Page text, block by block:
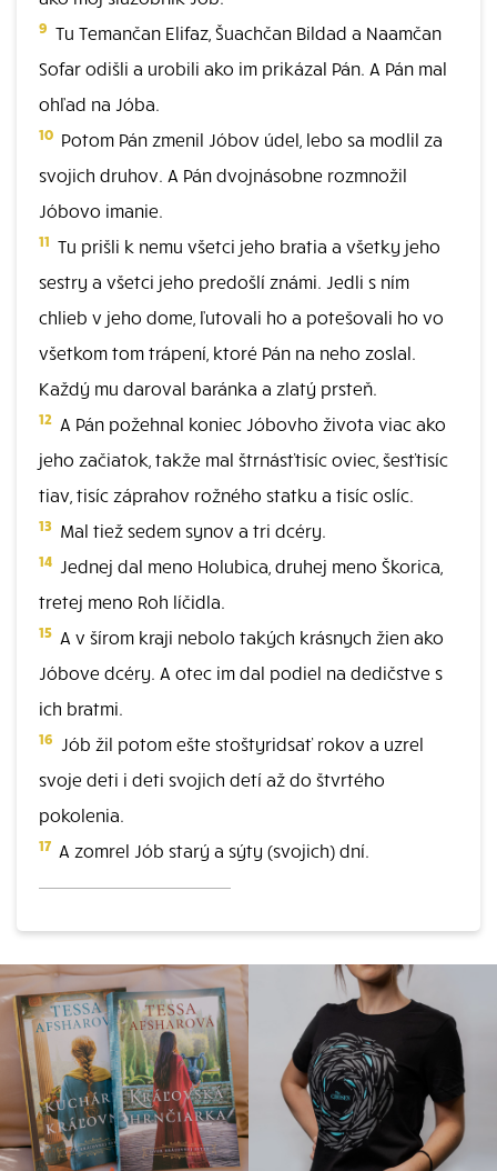
9 Tu Temančan Elifaz, Šuachčan Bildad a Naamčan
Sofar odišli a urobili ako im prikázal Pán. A Pán mal
ohľad na Jóba.
10 Potom Pán zmenil Jóbov údel, lebo sa modlil za
svojich druhov. A Pán dvojnásobne rozmnožil
Jóbovo imanie.
11 Tu prišli k nemu všetci jeho bratia a všetky jeho
sestry a všetci jeho predošlí známi. Jedli s ním
chlieb v jeho dome, ľutovali ho a potešovali ho vo
všetkom tom trápení, ktoré Pán na neho zoslal.
Každý mu daroval baránka a zlatý prsteň.
12 A Pán požehnal koniec Jóbovho života viac ako
jeho začiatok, takže mal štrnásťtisíc oviec, šesťtisíc
tiav, tisíc záprahov rožného statku a tisíc oslíc.
13 Mal tiež sedem synov a tri dcéry.
14 Jednej dal meno Holubica, druhej meno Škorica,
tretej meno Roh líčidla.
15 A v šírom kraji nebolo takých krásnych žien ako
Jóbove dcéry. A otec im dal podiel na dedičstve s
ich bratmi.
16 Jób žil potom ešte stoštyridsať rokov a uzrel
svoje deti i deti svojich detí až do štvrtého
pokolenia.
17 A zomrel Jób starý a sýty (svojich) dní.